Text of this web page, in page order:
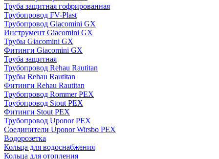
Труба защитная гофрированная
Трубопровод FV-Plast
Трубопровод Giacomini GX
Инструмент Giacomini GX
Трубы Giacomini GX
Фитинги Giacomini GX
Труба защитная
Трубопровод Rehau Rautitan
Трубы Rehau Rautitan
Фитинги Rehau Rautitan
Трубопровод Rommer PEX
Трубопровод Stout PEX
Фитинги Stout PEX
Трубопровод Uponor PEX
Соединители Uponor Wirsbo PEX
Водорозетка
Кольца для водоснабжения
Кольца для отопления